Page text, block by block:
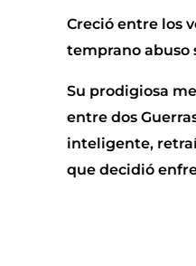
Creció entre los
temprano abuso
Su prodigiosa
entre dos
inteligente,
que decidió